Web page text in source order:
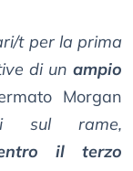
t per la prima
di un ampio
Morgan
sul rame,
il terzo